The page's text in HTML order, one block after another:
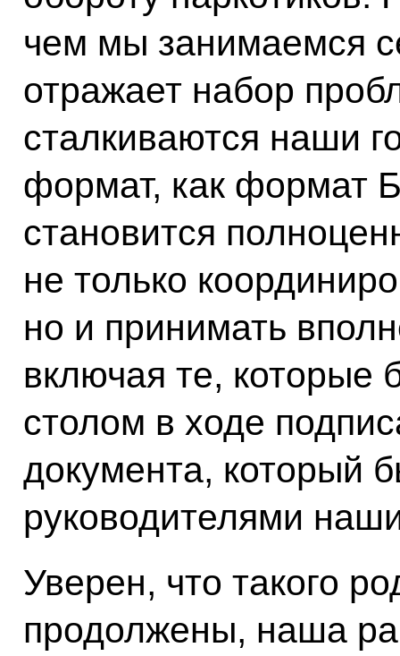
чем мы занимаемся
отражает набор
сталкиваются наши
формат, как формат
становится
не только
но и принимать
включая те, которые
столом в ходе
документа, который
руководителями
Уверен, что такого
продолжены, наша